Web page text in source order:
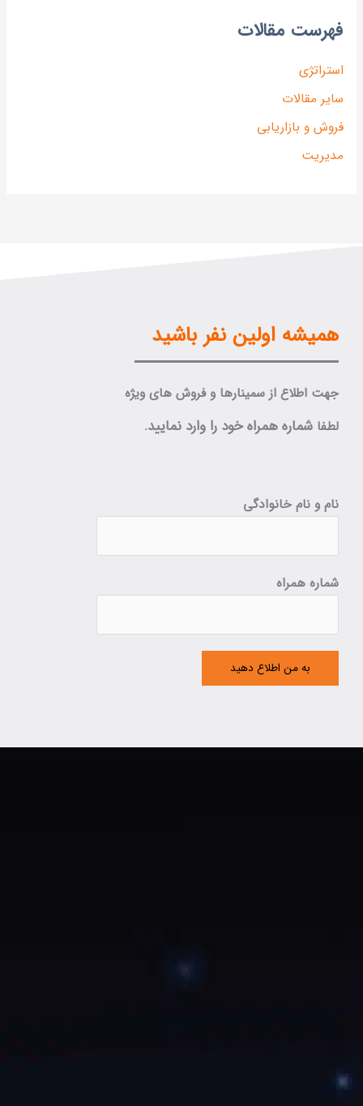
مقالات
مقالات
و بازاریابی
همیشه اولین نفر باشید
جهت اطلاع از سمینارها و فروش های ویژه
لطفاشماره همراه خود را وارد نمایید.
نام و نام خانوادگی
شماره همراه
به من اطلاع دهید